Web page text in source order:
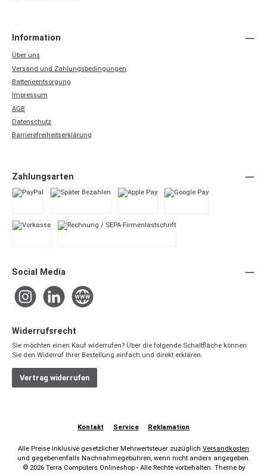
Information
Über uns
Versand und Zahlungsbedingungen
Batterieentsorgung
Impressum
AGB
Datenschutz
Barrierefreiheitserklärung
Zahlungsarten
Social Media
InstagramLinkedIn Website
Widerrufsrecht
Sie möchten einen Kauf widerrufen? Über die folgende Schaltfläche können
Sie den Widerruf Ihrer Bestellung einfach und direkt erklären.
Vertrag widerrufen
Kontakt Service Reklamation
Alle Preise inklusive gesetzlicher Mehrwertsteuer zuzüglich Versandkosten
und gegebenenfalls Nachnahmegebühren, wenn nicht anders angegeben.
© 2026 Terra Computers Onlineshop - Alle Rechte vorbehalten. Theme by